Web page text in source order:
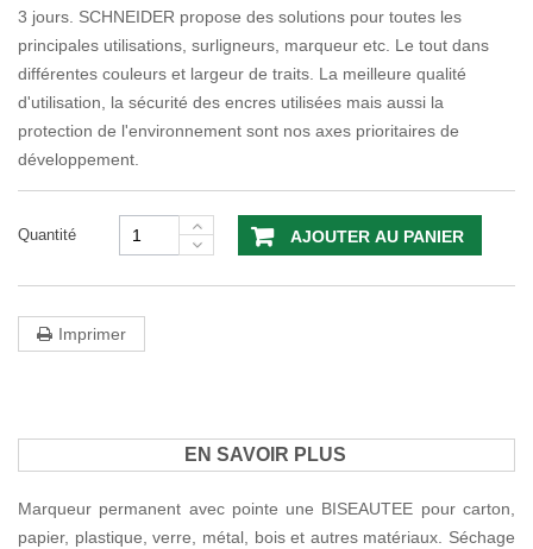
3 jours. SCHNEIDER propose des solutions pour toutes les
principales utilisations, surligneurs, marqueur etc. Le tout dans
différentes couleurs et largeur de traits. La meilleure qualité
d'utilisation, la sécurité des encres utilisées mais aussi la
protection de l'environnement sont nos axes prioritaires de
développement.
Quantité AJOUTER AU PANIER
Imprimer
EN SAVOIR PLUS
Marqueur permanent avec pointe une BISEAUTEE pour carton,
papier, plastique, verre, métal, bois et autres matériaux. Séchage